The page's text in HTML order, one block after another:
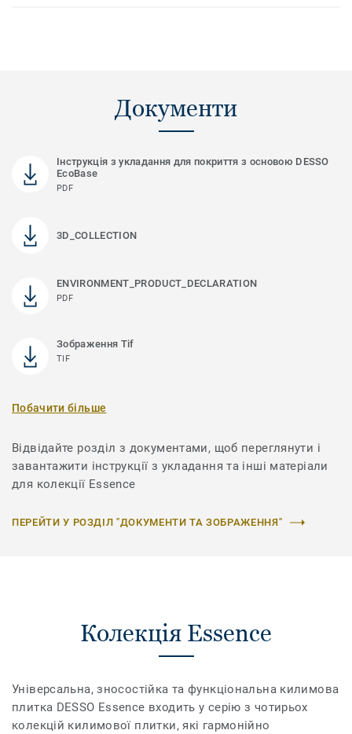
Документи
Інструкція з укладання для покриття з основою DESSO
EcoBase
PDF
3D_COLLECTION
ENVIRONMENT_PRODUCT_DECLARATION
PDF
Зображення Tif
TIF
Побачити більше
Відвідайте розділ з документами, щоб переглянути і
завантажити інструкції з укладання та інші матеріали
для колекції Essence
ПЕРЕЙТИ У РОЗДІЛ "ДОКУМЕНТИ ТА ЗОБРАЖЕННЯ"
Колекція Essence
Універсальна, зносостійка та функціональна килимова
плитка DESSO Essence входить у серію з чотирьох
колекцій килимової плитки, які гармонійно